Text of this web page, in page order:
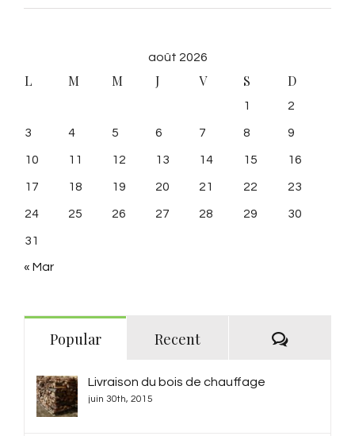
août 2026
L M M J V S D
1 2
3 4 5 6 7 8 9
10 11 12 13 14 15 16
17 18 19 20 21 22 23
24 25 26 27 28 29 30
31
« Mar
Popular Recent
Livraison du bois de chauffage
juin 30th, 2015